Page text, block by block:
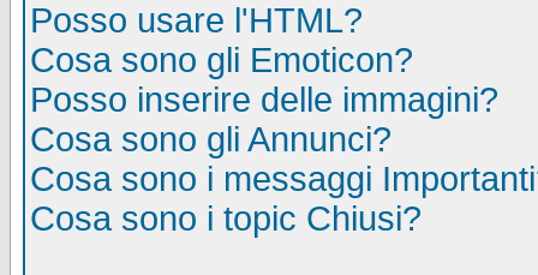
Posso usare l'HTML?
Cosa sono gli Emoticon?
Posso inserire delle immagini?
Cosa sono gli Annunci?
Cosa sono i messaggi
Cosa sono i topic Chiusi?